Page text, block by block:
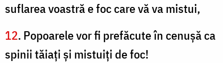
suflarea voastră e foc care vă va mistui,
12. Popoarele vor fi prefăcute în cenuşă ca
spinii tăiaţi şi mistuiţi de foc!